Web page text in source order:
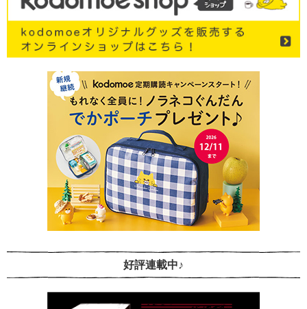
好評連載中♪